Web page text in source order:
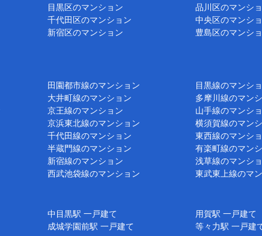
目黒区のマンション 品川区のマンシ
千代田区のマンション 中央区のマンシ
新宿区のマンション 豊島区のマンシ
田園都市線のマンション 目黒線のマンシ
大井町線のマンション 多摩川線のマン
京王線のマンション 山手線のマンシ
京浜東北線のマンション 横須賀線のマン
千代田線のマンション 東西線のマンシ
半蔵門線のマンション 有楽町線のマン
新宿線のマンション 浅草線のマンシ
西武池袋線のマンション 東武東上線のマ
中目黒駅 一戸建て 用賀駅 一戸建て
成城学園前駅 一戸建て 等々力駅 一戸建